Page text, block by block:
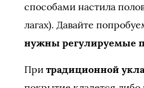
способами настила
лагах). Давайте
нужны регулируемые
При традиционной